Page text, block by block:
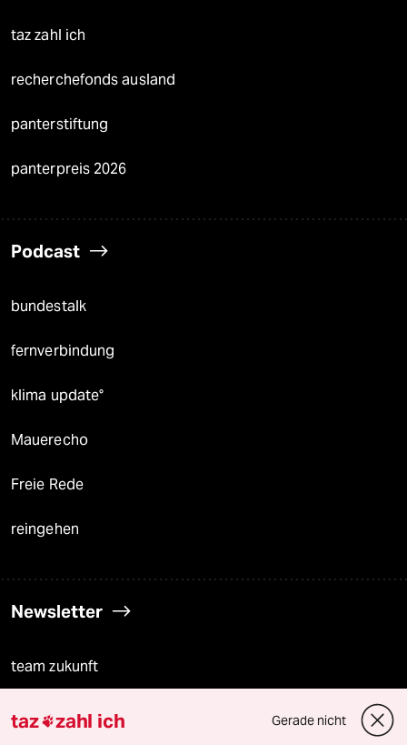
taz zahl ich
recherchefonds ausland
panterstiftung
panterpreis 2026
Podcast
bundestalk
fernverbindung
klima update°
Mauerecho
Freie Rede
reingehen
Newsletter
team zukunft
taz frisch
taz zahl ich Gerade nicht